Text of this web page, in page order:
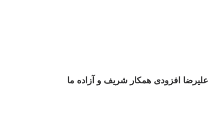
علیرضا افزودی همکار شریف و آزاده ما